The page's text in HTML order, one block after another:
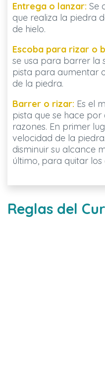
Entrega o lanzar:Se
que realiza la piedra
de hielo.
Escoba para rizar o
se usa para barrer la
pista para aumentar
de la piedra.
Barrer o rizar: Es el
pista que se hace
razones. En primer
velocidad de la
disminuir su alcance
último, para quitar
Reglas del